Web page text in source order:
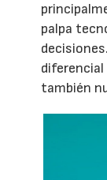
palpa
también